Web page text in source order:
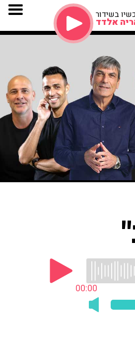
בשידור
אלדד
00:00